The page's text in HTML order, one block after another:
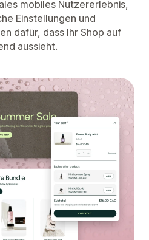
mobiles Nutzererlebnis,
Einstellungen und
dafür, dass Ihr Shop auf
aussieht.